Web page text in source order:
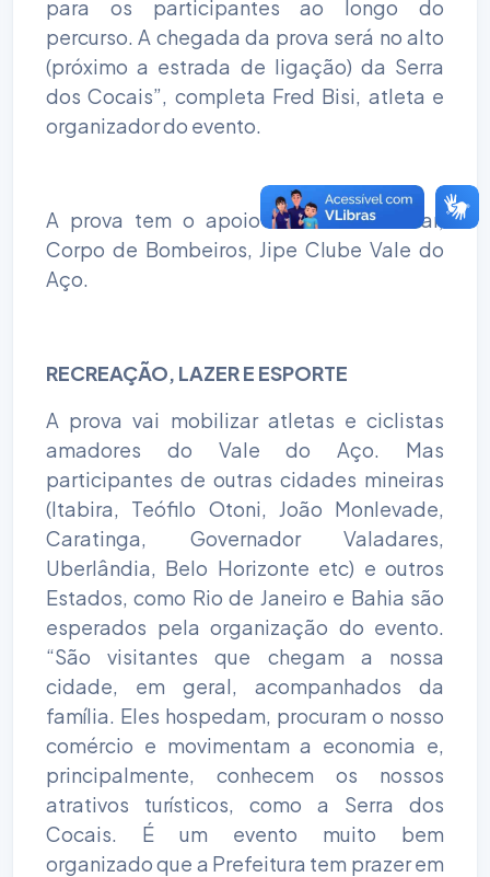
para os participantes ao longo do
percurso. A chegada da prova será no alto
(próximo a estrada de ligação) da Serra
dos Cocais”, completa Fred Bisi, atleta e
organizador do evento.
A prova tem o apoio da Polícia Militar,
Corpo de Bombeiros, Jipe Clube Vale do
Aço.
RECREAÇÃO, LAZER E ESPORTE
A prova vai mobilizar atletas e ciclistas
amadores do Vale do Aço. Mas
participantes de outras cidades mineiras
(Itabira, Teófilo Otoni, João Monlevade,
Caratinga, Governador Valadares,
Uberlândia, Belo Horizonte etc) e outros
Estados, como Rio de Janeiro e Bahia são
esperados pela organização do evento.
“São visitantes que chegam a nossa
cidade, em geral, acompanhados da
família. Eles hospedam, procuram o nosso
comércio e movimentam a economia e,
principalmente, conhecem os nossos
atrativos turísticos, como a Serra dos
Cocais. É um evento muito bem
organizado que a Prefeitura tem prazer em